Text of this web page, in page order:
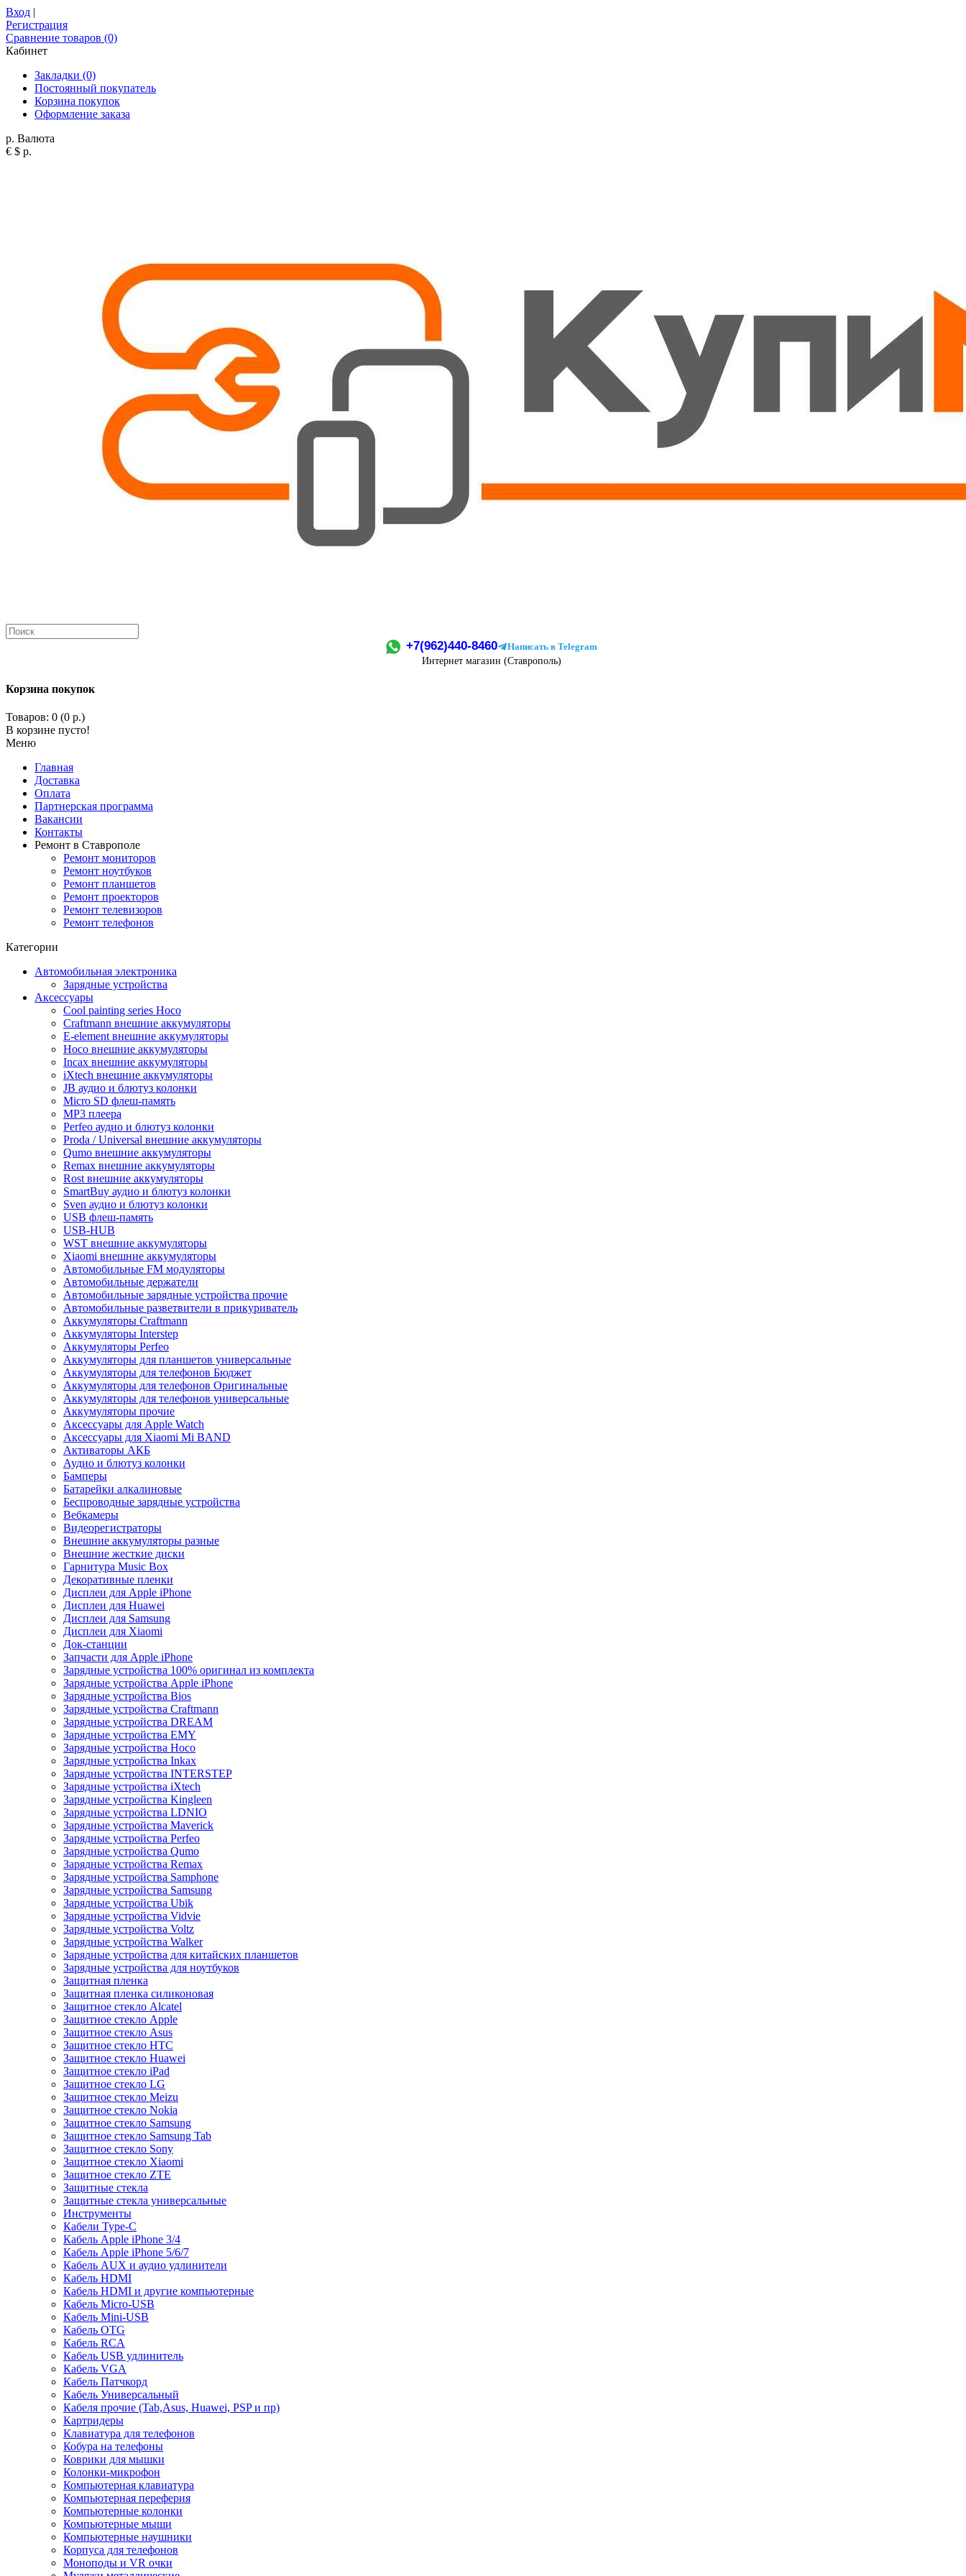
Вход |
Регистрация
Сравнение товаров (0)
Кабинет
Закладки (0)
Постоянный покупатель
Корзина покупок
Оформление заказа
р. Валюта
€ $ р.
+7(962)440-8460
Написать в Telegram
Интернет магазин (Ставрополь)
Корзина покупок
Товаров: 0 (0 р.)
В корзине пусто!
Меню
Главная
Доставка
Оплата
Партнерская программа
Вакансии
Контакты
Ремонт в Ставрополе
Ремонт мониторов
Ремонт ноутбуков
Ремонт планшетов
Ремонт проекторов
Ремонт телевизоров
Ремонт телефонов
Категории
Автомобильная электроника
Зарядные устройства
Аксессуары
Cool painting series Hoco
Craftmann внешние аккумуляторы
E-element внешние аккумуляторы
Hoco внешние аккумуляторы
Incax внешние аккумуляторы
iXtech внешние аккумуляторы
JB аудио и блютуз колонки
Micro SD флеш-память
MP3 плеера
Perfeo аудио и блютуз колонки
Proda / Universal внешние аккумуляторы
Qumo внешние аккумуляторы
Remax внешние аккумуляторы
Rost внешние аккумуляторы
SmartBuy аудио и блютуз колонки
Sven аудио и блютуз колонки
USB флеш-память
USB-HUB
WST внешние аккумуляторы
Xiaomi внешние аккумуляторы
Автомобильные FM модуляторы
Автомобильные держатели
Автомобильные зарядные устройства прочие
Автомобильные разветвители в прикуриватель
Аккумуляторы Craftmann
Аккумуляторы Interstep
Аккумуляторы Perfeo
Аккумуляторы для планшетов универсальные
Аккумуляторы для телефонов Бюджет
Аккумуляторы для телефонов Оригинальные
Аккумуляторы для телефонов универсальные
Аккумуляторы прочие
Аксессуары для Apple Watch
Аксессуары для Xiaomi Mi BAND
Активаторы АКБ
Аудио и блютуз колонки
Бамперы
Батарейки алкалиновые
Беспроводные зарядные устройства
Вебкамеры
Видеорегистраторы
Внешние аккумуляторы разные
Внешние жесткие диски
Гарнитура Music Box
Декоративные пленки
Дисплеи для Apple iPhone
Дисплеи для Huawei
Дисплеи для Samsung
Дисплеи для Xiaomi
Док-станции
Запчасти для Apple iPhone
Зарядные устройства 100% оригинал из комплекта
Зарядные устройства Apple iPhone
Зарядные устройства Bios
Зарядные устройства Craftmann
Зарядные устройства DREAM
Зарядные устройства EMY
Зарядные устройства Hoco
Зарядные устройства Inkax
Зарядные устройства INTERSTEP
Зарядные устройства iXtech
Зарядные устройства Kingleen
Зарядные устройства LDNIO
Зарядные устройства Maverick
Зарядные устройства Perfeo
Зарядные устройства Qumo
Зарядные устройства Remax
Зарядные устройства Samphone
Зарядные устройства Samsung
Зарядные устройства Ubik
Зарядные устройства Vidvie
Зарядные устройства Voltz
Зарядные устройства Walker
Зарядные устройства для китайских планшетов
Зарядные устройства для ноутбуков
Защитная пленка
Защитная пленка силиконовая
Защитное стекло Alcatel
Защитное стекло Apple
Защитное стекло Asus
Защитное стекло HTC
Защитное стекло Huawei
Защитное стекло iPad
Защитное стекло LG
Защитное стекло Meizu
Защитное стекло Nokia
Защитное стекло Samsung
Защитное стекло Samsung Tab
Защитное стекло Sony
Защитное стекло Xiaomi
Защитное стекло ZTE
Защитные стекла
Защитные стекла универсальные
Инструменты
Кабели Type-C
Кабель Apple iPhone 3/4
Кабель Apple iPhone 5/6/7
Кабель AUX и аудио удлинители
Кабель HDMI
Кабель HDMI и другие компьютерные
Кабель Micro-USB
Кабель Mini-USB
Кабель OTG
Кабель RCA
Кабель USB удлинитель
Кабель VGA
Кабель Патчкорд
Кабель Универсальный
Кабеля прочие (Tab,Asus, Huawei, PSP и пр)
Картридеры
Клавиатура для телефонов
Кобура на телефоны
Коврики для мышки
Колонки-микрофон
Компьютерная клавиатура
Компьютерная переферия
Компьютерные колонки
Компьютерные мыши
Компьютерные наушники
Корпуса для телефонов
Моноподы и VR очки